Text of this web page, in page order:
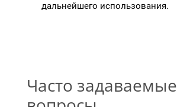
дальнейшего использования.
Часто задаваемые